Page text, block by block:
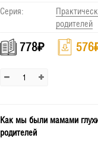
Серия:
родителей
778₽ 576
Как мы были мамами
родителей